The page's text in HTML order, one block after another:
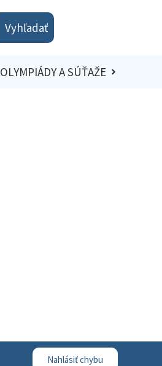
Vyhľadať
OLYMPIÁDY A SÚŤAŽE
Nahlásiť chybu